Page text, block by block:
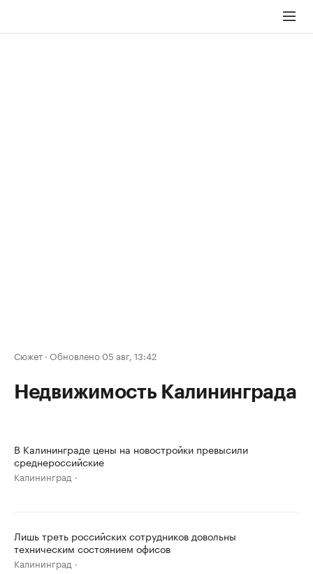
Сюжет · Обновлено 05 авг, 13:42
Недвижимость Калининграда
В Калининграде цены на новостройки превысили
среднероссийские
Калининград
Лишь треть российских сотрудников довольны
техническим состоянием офисов
Калининград